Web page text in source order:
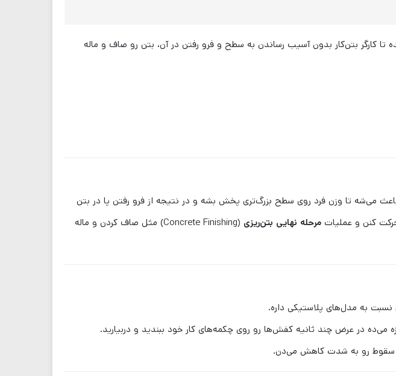
کارگر بتن‌کار بدون آسیب رساندن به سطح و فرو رفتن در آن، بتن رو صاف و ماله
می‌شه تا وزن فرد روی سطح بزرگ‌تری پخش بشه و در نتیجه از فرو رفتن پا در بتن
کنن و عملیات مرحله نهایی بتن‌ریزی
(Concrete Finishing) مثل صاف کردن و ماله
نسبت به مدل‌های پلاستیکی داره.
می‌ده در عرض چند ثانیه کفش‌ها رو روی چکمه‌های کار خود ببندید و دربیارید.
و سقوط رو به شدت کاهش می‌دن.